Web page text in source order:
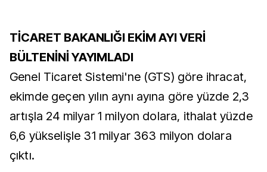
TİCARET BAKANLIĞI EKİM AYI VERİ
BÜLTENİNİ YAYIMLADI
Genel Ticaret Sistemi'ne (GTS) göre ihracat,
ekimde geçen yılın aynı ayına göre yüzde 2,3
artışla 24 milyar 1 milyon dolara, ithalat yüzde
6,6 yükselişle 31 milyar 363 milyon dolara
çıktı.